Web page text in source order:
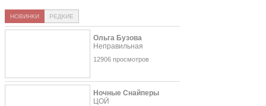
НОВИНКИ РЕДКИЕ
Ольга Бузова
Неправильная
12906 просмотров
Ночные Снайперы
ЦОЙ